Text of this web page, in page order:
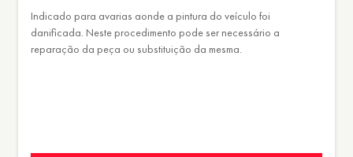
Indicado para avarias aonde a pintura do veículo foi
danificada. Neste procedimento pode ser necessário a
reparação da peça ou substituição da mesma.